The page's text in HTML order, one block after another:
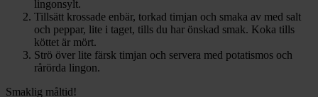
lingonsylt.
Tillsätt krossade enbär, torkad timjan och smaka av med salt
och peppar, lite i taget, tills du har önskad smak. Koka tills
köttet är mört.
Strö över lite färsk timjan och servera med potatismos och
rårörda lingon.
Smaklig måltid!